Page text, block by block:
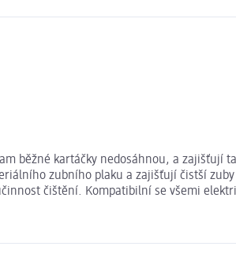
běžné kartáčky nedosáhnou, a zajišťují
zubního plaku a zajišťují čistší
čištění. Kompatibilní se všemi